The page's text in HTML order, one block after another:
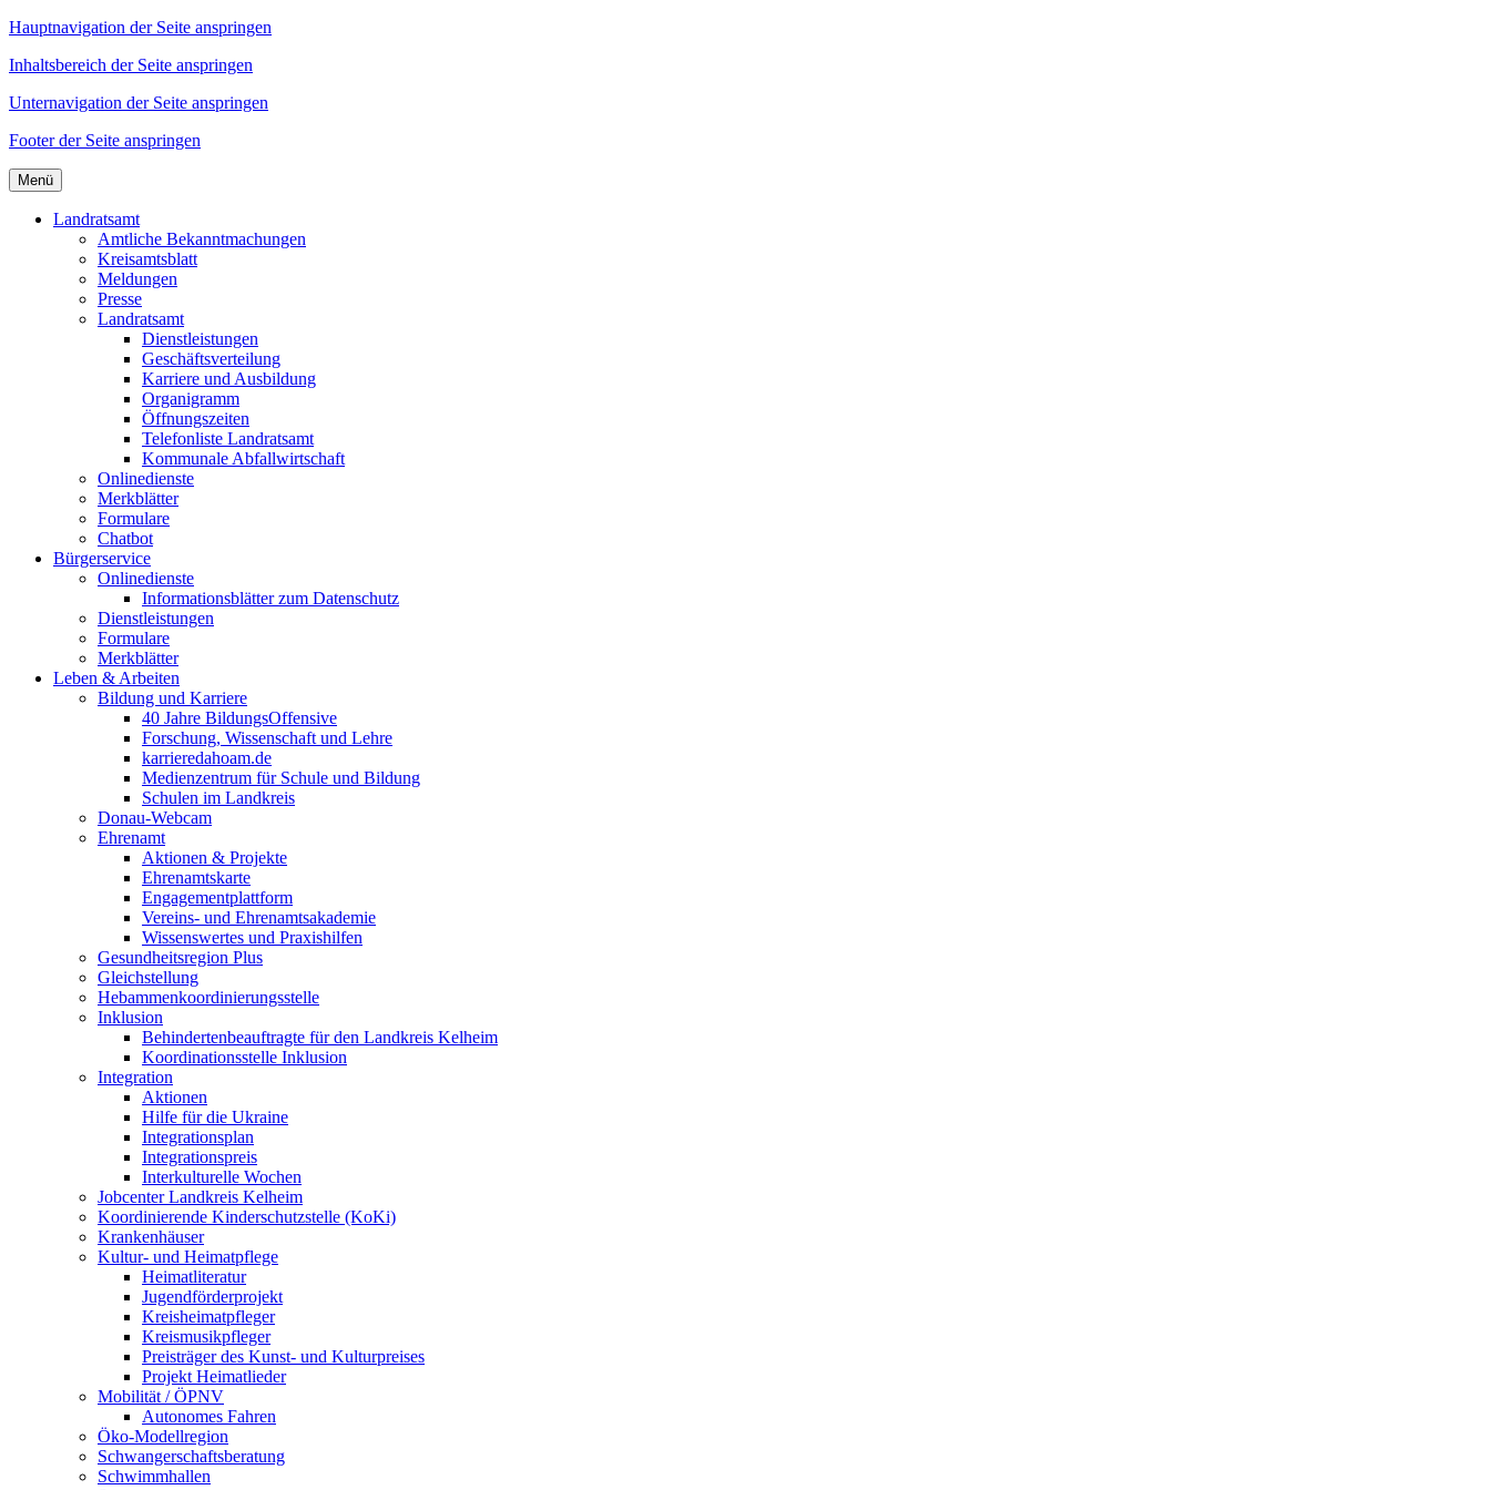
Hauptnavigation der Seite anspringen
Inhaltsbereich der Seite anspringen
Unternavigation der Seite anspringen
Footer der Seite anspringen
Menü
Landratsamt
Amtliche Bekanntmachungen
Kreisamtsblatt
Meldungen
Presse
Landratsamt
Dienstleistungen
Geschäftsverteilung
Karriere und Ausbildung
Organigramm
Öffnungszeiten
Telefonliste Landratsamt
Kommunale Abfallwirtschaft
Onlinedienste
Merkblätter
Formulare
Chatbot
Bürgerservice
Onlinedienste
Informationsblätter zum Datenschutz
Dienstleistungen
Formulare
Merkblätter
Leben & Arbeiten
Bildung und Karriere
40 Jahre BildungsOffensive
Forschung, Wissenschaft und Lehre
karrieredahoam.de
Medienzentrum für Schule und Bildung
Schulen im Landkreis
Donau-Webcam
Ehrenamt
Aktionen & Projekte
Ehrenamtskarte
Engagementplattform
Vereins- und Ehrenamtsakademie
Wissenswertes und Praxishilfen
Gesundheitsregion Plus
Gleichstellung
Hebammenkoordinierungsstelle
Inklusion
Behindertenbeauftragte für den Landkreis Kelheim
Koordinationsstelle Inklusion
Integration
Aktionen
Hilfe für die Ukraine
Integrationsplan
Integrationspreis
Interkulturelle Wochen
Jobcenter Landkreis Kelheim
Koordinierende Kinderschutzstelle (KoKi)
Krankenhäuser
Kultur- und Heimatpflege
Heimatliteratur
Jugendförderprojekt
Kreisheimatpfleger
Kreismusikpfleger
Preisträger des Kunst- und Kulturpreises
Projekt Heimatlieder
Mobilität / ÖPNV
Autonomes Fahren
Öko-Modellregion
Schwangerschaftsberatung
Schwimmhallen